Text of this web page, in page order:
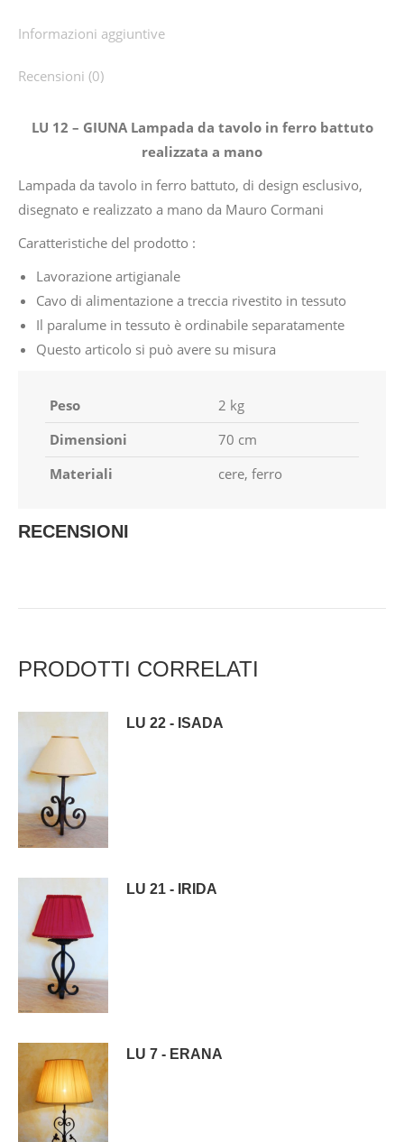
Informazioni aggiuntive
Recensioni (0)
LU 12 – GIUNA Lampada da tavolo in ferro battuto
realizzata a mano
Lampada da tavolo in ferro battuto, di design esclusivo,
disegnato e realizzato a mano da Mauro Cormani
Caratteristiche del prodotto :
Lavorazione artigianale
Cavo di alimentazione a treccia rivestito in tessuto
Il paralume in tessuto è ordinabile separatamente
Questo articolo si può avere su misura
Peso
2 kg
Dimensioni
70 cm
Materiali
cere, ferro
RECENSIONI
PRODOTTI CORRELATI
LU 22 - ISADA
LU 21 - IRIDA
LU 7 - ERANA